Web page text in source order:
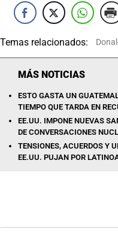
Temas relacionados:
MÁS NOTICIAS
ESTO GASTA UN
TIEMPO QUE TARDA EN
EE.UU. IMPONE NUEVAS
DE CONVERSACIONES
TENSIONES, ACUERDOS Y
EE.UU. PUJAN POR